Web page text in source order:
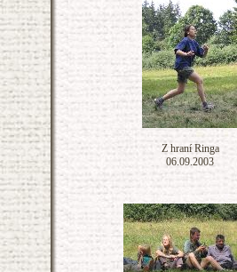
Z hraní Ringa
06.09.2003